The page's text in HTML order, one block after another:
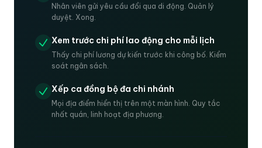
Nhân viên gửi yêu cầu đổi qua di động. Quản lý
duyệt. Xong.
Xem trước chi phí lao động cho mỗi lịch
Thấy chi phí lương dự kiến trước khi công bố. Kiểm
soát ngân sách.
Xếp ca đồng bộ đa chi nhánh
Mọi địa điểm hiển thị trên một màn hình. Quy tắc
nhất quán, linh hoạt địa phương.